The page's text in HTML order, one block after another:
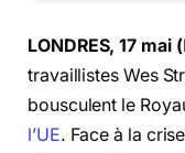
LONDRES, 17 mai (
travaillistes Wes
bousculent le
l’UE. Face à la